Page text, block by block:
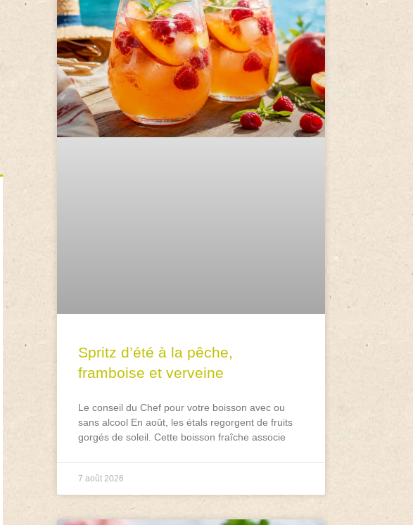
Spritz d’été à la pêche,
framboise et verveine
Le conseil du Chef pour votre boisson avec ou
sans alcool En août, les étals regorgent de fruits
gorgés de soleil. Cette boisson fraîche associe
7 août 2026